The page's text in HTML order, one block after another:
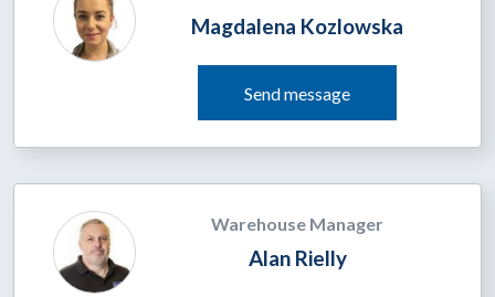
Magdalena Kozlowska
Send message
Warehouse Manager
Alan Rielly